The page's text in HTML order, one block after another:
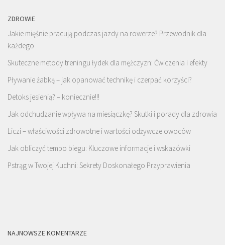
ZDROWIE
Jakie mięśnie pracują podczas jazdy na rowerze? Przewodnik dla
każdego
Skuteczne metody treningu łydek dla mężczyzn: Ćwiczenia i efekty
Pływanie żabką – jak opanować technikę i czerpać korzyści?
Detoks jesienią? – koniecznie!!!
Jak odchudzanie wpływa na miesiączkę? Skutki i porady dla zdrowia
Liczi – właściwości zdrowotne i wartości odżywcze owoców
Jak obliczyć tempo biegu: Kluczowe informacje i wskazówki
Pstrąg w Twojej Kuchni: Sekrety Doskonałego Przyprawienia
NAJNOWSZE KOMENTARZE